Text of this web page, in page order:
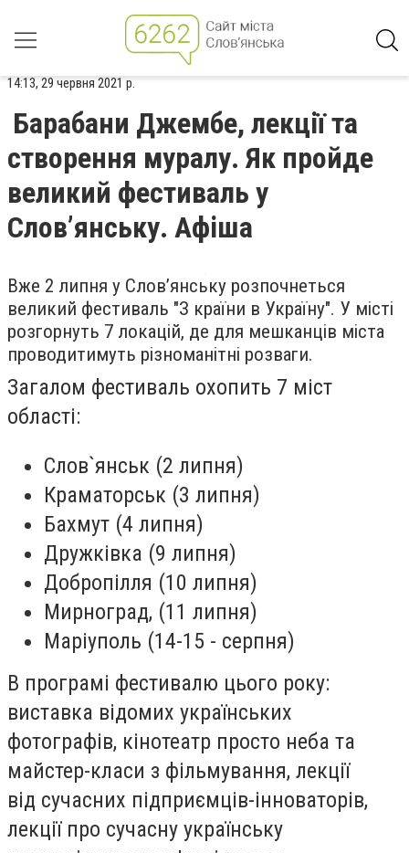
14:13, 29 червня 2021 р.
Барабани Джембе, лекції та
створення муралу. Як пройде
великий фестиваль у
Слов’янську. Афіша
Вже 2 липня у Слов’янську розпочнеться
великий фестиваль "З країни в Україну". У місті
розгорнуть 7 локацій, де для мешканців міста
проводитимуть різноманітні розваги.
Загалом фестиваль охопить 7 міст
області:
Слов`янськ (2 липня)
Краматорськ (3 липня)
Бахмут (4 липня)
Дружківка (9 липня)
Добропілля (10 липня)
Мирноград, (11 липня)
Маріуполь (14-15 - серпня)
В програмі фестивалю цього року:
виставка відомих українських
фотографів, кінотеатр просто неба та
майстер-класи з фільмування, лекції
від сучасних підприємців-інноваторів,
лекції про сучасну українську